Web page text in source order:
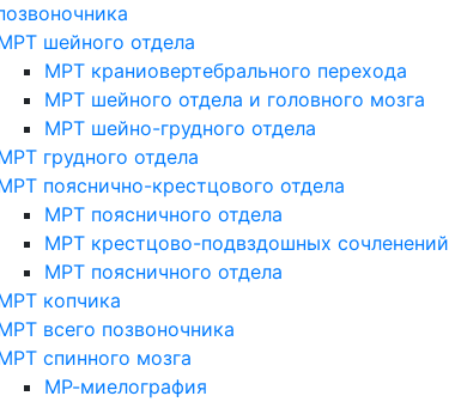
шейного отдела
МРТ краниовертебрального перехода
МРТ шейного отдела и головного мозга
МРТ шейно-грудного отдела
грудного отдела
пояснично-крестцового отдела
МРТ поясничного отдела
МРТ крестцово-подвздошных сочленений
МРТ поясничного отдела
копчика
всего позвоночника
спинного мозга
МР-миелография